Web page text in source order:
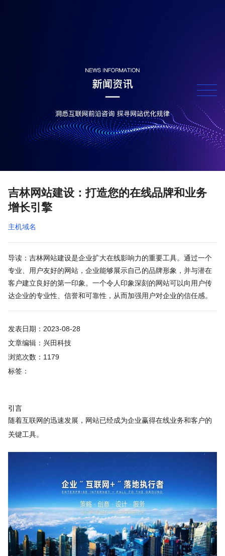
吉林网站建设：打造您的在线品牌和业务
增长引擎
主机域名
导读：吉林网站建设是企业扩大在线影响力的重要工具。通过一个
专业、用户友好的网站，企业能够展示自己的品牌形象，并与潜在
客户建立良好的第一印象。一个令人印象深刻的网站可以向用户传
达企业的专业性、信誉和可靠性，从而加强用户对企业的信任感。
发表日期：2023-08-28
文章编辑：兴田科技
浏览次数：1179
标签：
引言
随着互联网的迅速发展，网站已经成为企业赢得在线业务和客户的
关键工具。